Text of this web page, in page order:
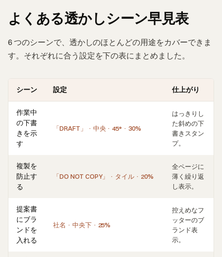
よくある透かしシーン早見表
6 つのシーンで、透かしのほとんどの用途をカバーできま
す。それぞれに合う設定を下の表にまとめました。
シーン 設定 仕上がり
作業中
の下書
きを示
す
「DRAFT」 · 中央 · 45° · 30%
はっきりし
た斜めの下
書きスタン
プ。
複製を
防止す
る
「DO NOT COPY」 · タイル · 20%
全ページに
薄く繰り返
し表示。
提案書
にブラ
ンドを
入れる
社名 · 中央下 · 25%
控えめなフ
ッターのブ
ランド表
示。